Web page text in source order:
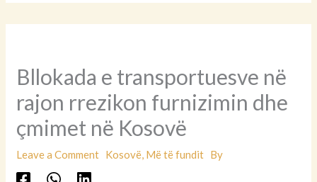
Bllokada e transportuesve në
rajon rrezikon furnizimin dhe
çmimet në Kosovë
Leave a Comment Kosovë, Më të fundit By